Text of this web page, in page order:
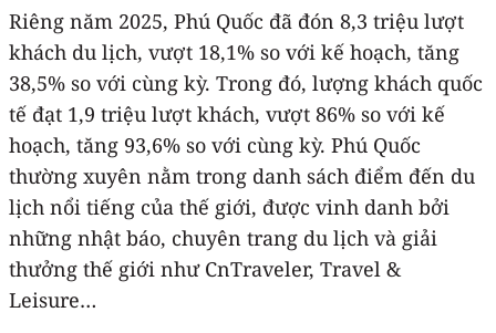
Riêng năm 2025, Phú Quốc đã đón 8,3 triệu lượt
khách du lịch, vượt 18,1% so với kế hoạch, tăng
38,5% so với cùng kỳ. Trong đó, lượng khách quốc
tế đạt 1,9 triệu lượt khách, vượt 86% so với kế
hoạch, tăng 93,6% so với cùng kỳ. Phú Quốc
thường xuyên nằm trong danh sách điểm đến du
lịch nổi tiếng của thế giới, được vinh danh bởi
những nhật báo, chuyên trang du lịch và giải
thưởng thế giới như CnTraveler, Travel &
Leisure…